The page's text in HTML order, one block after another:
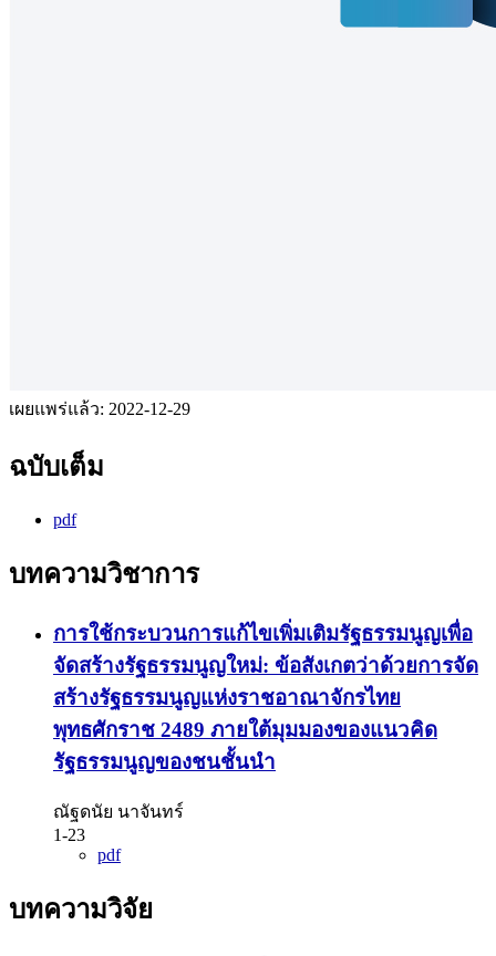
เผยแพร่แล้ว: 2022-12-29
ฉบับเต็ม
pdf
บทความวิชาการ
การใช้กระบวนการแก้ไขเพิ่มเติมรัฐธรรมนูญเพื่อ
จัดสร้างรัฐธรรมนูญใหม่: ข้อสังเกตว่าด้วยการจัด
สร้างรัฐธรรมนูญแห่งราชอาณาจักรไทย
พุทธศักราช 2489 ภายใต้มุมมองของแนวคิด
รัฐธรรมนูญของชนชั้นนำ
ณัฐดนัย นาจันทร์
1-23
pdf
บทความวิจัย